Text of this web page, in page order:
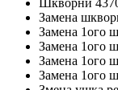
Шкворни
Замена
Замена 1ого
Замена 1ого
Замена 1ого
Замена 1ого